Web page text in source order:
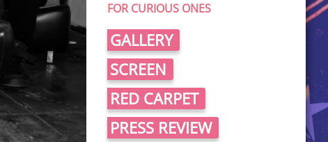
FOR CURIOUS ONES
GALLERY
SCREEN
RED CARPET
PRESS REVIEW